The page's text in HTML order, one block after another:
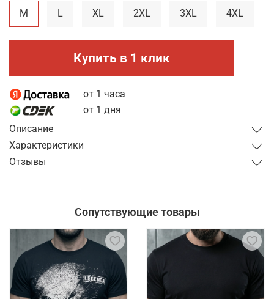
Купить в 1 клик
от 1 часа
от 1 дня
M L XL 2XL 3XL 4XL
Описание
Характеристики
Отзывы
Сопутствующие товары